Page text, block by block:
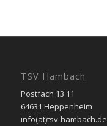
TSV Hambach
Postfach 13 11
64631 Heppenheim
info(at)tsv-hambach.de